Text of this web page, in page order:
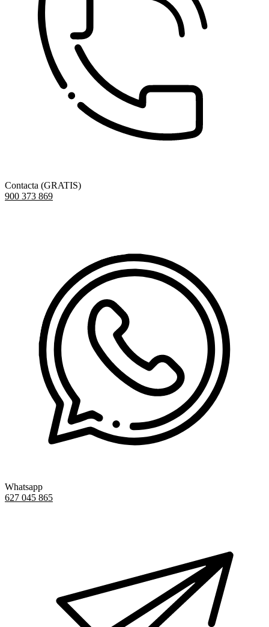
Contacta (GRATIS)
900 373 869
Whatsapp
627 045 865